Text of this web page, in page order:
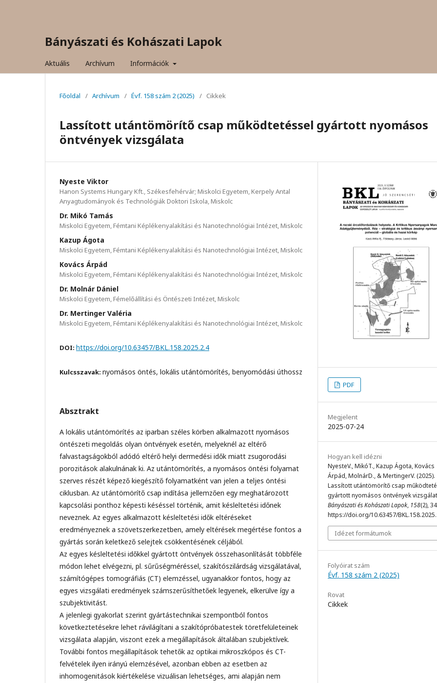
Bányászati és Kohászati Lapok
Aktuális Archívum Információk
Főoldal / Archívum / Évf. 158 szám 2 (2025) / Cikkek
Lassított utántömörítő csap működtetéssel gyártott nyomásos
öntvények vizsgálata
Nyeste Viktor
Hanon Systems Hungary Kft., Székesfehérvár; Miskolci Egyetem, Kerpely Antal
Anyagtudományok és Technológiák Doktori Iskola, Miskolc
Dr. Mikó Tamás
Miskolci Egyetem, Fémtani Képlékenyalakítási és Nanotechnológiai Intézet, Miskolc
Kazup Ágota
Miskolci Egyetem, Fémtani Képlékenyalakítási és Nanotechnológiai Intézet, Miskolc
Kovács Árpád
Miskolci Egyetem, Fémtani Képlékenyalakítási és Nanotechnológiai Intézet, Miskolc
Dr. Molnár Dániel
Miskolci Egyetem, Fémelőállítási és Öntészeti Intézet, Miskolc
Dr. Mertinger Valéria
Miskolci Egyetem, Fémtani Képlékenyalakítási és Nanotechnológiai Intézet, Miskolc
DOI: https://doi.org/10.63457/BKL.158.2025.2.4
Kulcsszavak: nyomásos öntés, lokális utántömörítés, benyomódási úthossz
Absztrakt
A lokális utántömörítés az iparban széles körben alkalmazott nyomásos
öntészeti megoldás olyan öntvények esetén, melyeknél az eltérő
falvastagságokból adódó eltérő helyi dermedési idők miatt zsugorodási
porozitások alakulnának ki. Az utántömörítés, a nyomásos öntési folyamat
szerves részét képező kiegészítő folyamatként van jelen a teljes öntési
ciklusban. Az utántömörítő csap indítása jellemzően egy meghatározott
kapcsolási ponthoz képesti késéssel történik, amit késleltetési időnek
neveznek. Az egyes alkalmazott késleltetési idők eltéréseket
eredményeznek a szövetszerkezetben, amely eltérések megértése fontos a
gyártás során keletkező selejtek csökkentésének céljából.
Az egyes késleltetési időkkel gyártott öntvények összehasonlítását többféle
módon lehet elvégezni, pl. sűrűségméréssel, szakítószilárdság vizsgálatával,
számítógépes tomográfiás (CT) elemzéssel, ugyanakkor fontos, hogy az
egyes vizsgálati eredmények számszerűsíthetőek legyenek, elkerülve így a
szubjektivitást.
A jelenlegi gyakorlat szerint gyártástechnikai szempontból fontos
következtetésekre lehet rávilágítani a szakítópróbatestek töretfelületeinek
vizsgálata alapján, viszont ezek a megállapítások általában szubjektívek.
További fontos megállapítások tehetők az optikai mikroszkópos és CT-
felvételek ilyen irányú elemzésével, azonban ebben az esetben az
inhomogenitások kiértékelése vizuálisan lehetséges, ami alapján nem
PDF
Megjelent
2025-07-24
Hogyan kell idézni
NyesteV., MikóT., Kazup Ágota, Kovács
Árpád, MolnárD., & MertingerV. (2025).
Lassított utántömörítő csap
gyártott nyomásos öntvények
Bányászati és Kohászati Lapok, 158(2),
https://doi.org/10.63457/
Idézet formátumok
Folyóirat szám
Évf. 158 szám 2 (2025)
Rovat
Cikkek